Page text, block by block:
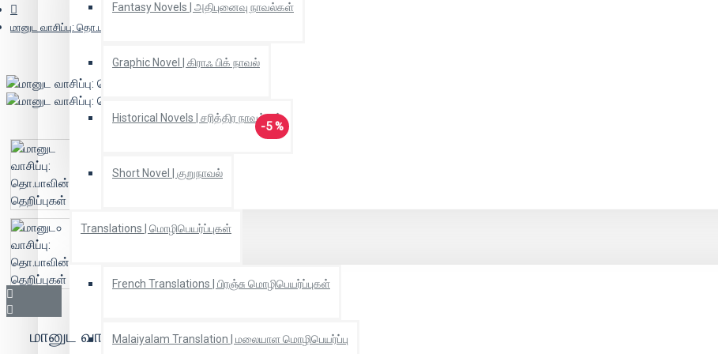
Fantasy Novels | அதிபுனைவு நாவல்கள்
Graphic Novel | கிராஃ பிக் நாவல்
Historical Novels | சரித்திர நாவல்கள்
Short Novel | குறுநாவல்
Translations | மொழிபெயர்ப்புகள்
French Translations | பிரஞ்சு மொழிபெயர்ப்புகள்
Malaiyalam Translation | மலையாள மொழிபெயர்ப்பு
மானுட வாசிப்பு: தொ.பாவின் தெறிப்புகள்
-5 %
மானுட வாசிப்பு: தொ.பாவின் தெறிப்புகள்